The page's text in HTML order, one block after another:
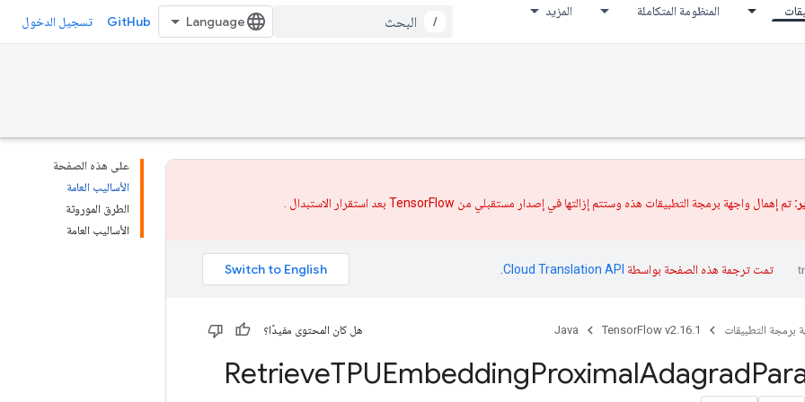
المنظومة المتكاملة المزيد
/
GitHub تسجيل الدخول
على هذه الصفحة
الأساليب العامة
الطرق الموروثة
الأساليب العامة
تم إهمال واجهة برمجة التطبيقات هذه وستتم إزالتها في إصدار مستقبلي من TensorFlow بعد استقرار الاستبدال
تمت ترجمة هذه الصفحة بواسطة Cloud Translation API‏
برمجة التطبيقات TensorFlow v2.16.1
Java هل كان المحتوى مفيدًا؟
RetrieveTPUEmbeddingProximalAdagrad